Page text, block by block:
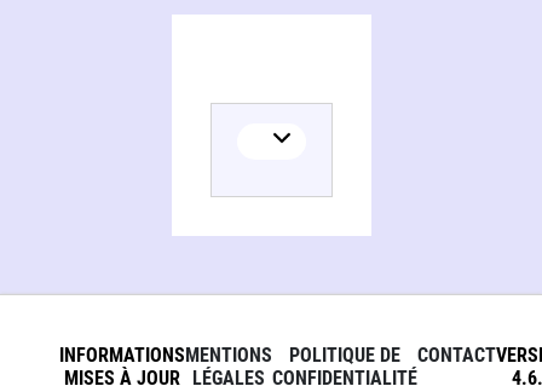
INFORMATIONS
MISES À JOUR
MENTIONS
LÉGALES
POLITIQUE DE
CONFIDENTIALITÉ
CONTACT